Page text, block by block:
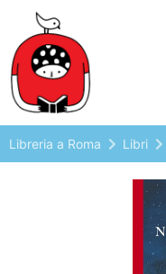
Libreria a Roma Libri